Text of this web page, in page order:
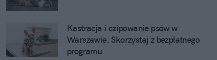
Kastracja i czipowanie psów w
Warszawie. Skorzystaj z bezpłatnego
programu